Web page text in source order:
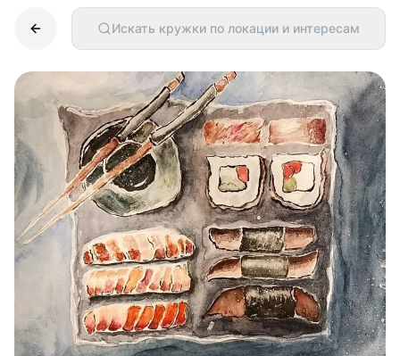
Искать кружки по локации и интересам